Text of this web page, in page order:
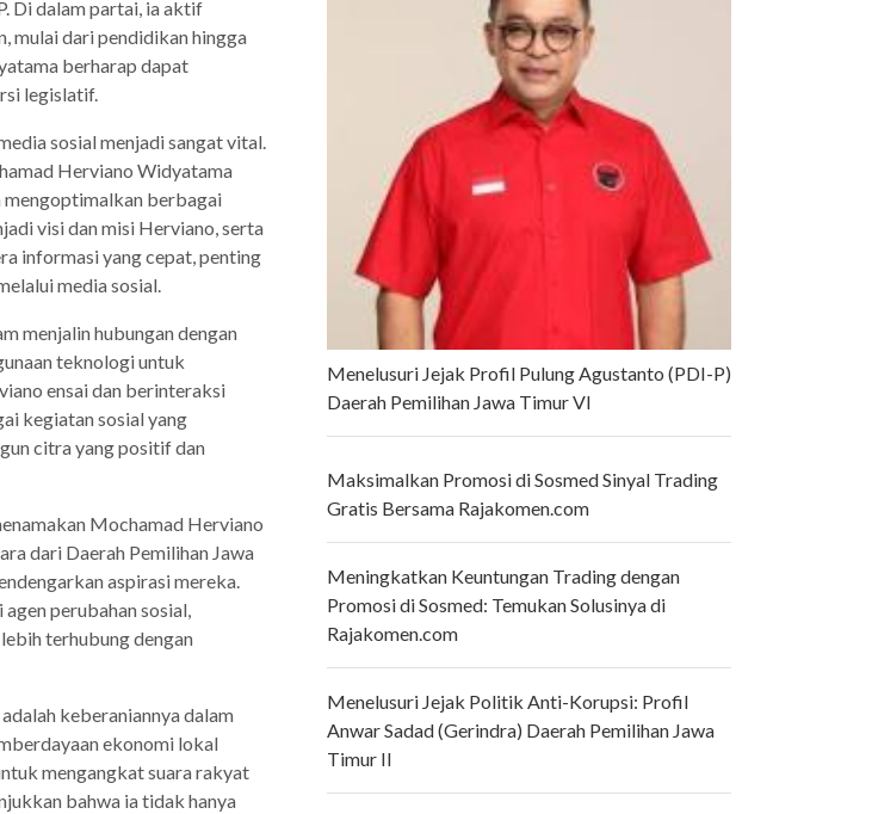
Di dalam partai, ia aktif
mulai dari pendidikan hingga
berharap dapat
legislatif.
sosial menjadi sangat vital.
Herviano Widyatama
mengoptimalkan berbagai
visi dan misi Herviano, serta
informasi yang cepat, penting
media sosial.
menjalin hubungan dengan
teknologi untuk
ensai dan berinteraksi
kegiatan sosial yang
citra yang positif dan
Mochamad Herviano
dari Daerah Pemilihan Jawa
aspirasi mereka.
perubahan sosial,
terhubung dengan
keberaniannya dalam
ekonomi lokal
mengangkat suara rakyat
bahwa ia tidak hanya
Menelusuri Jejak Profil Pulung Agustanto (PDI-P)
Daerah Pemilihan Jawa Timur VI
Maksimalkan Promosi di Sosmed Sinyal Trading
Gratis Bersama Rajakomen.com
Meningkatkan Keuntungan Trading dengan
Promosi di Sosmed: Temukan Solusinya di
Rajakomen.com
Menelusuri Jejak Politik Anti-Korupsi: Profil
Anwar Sadad (Gerindra) Daerah Pemilihan Jawa
Timur II